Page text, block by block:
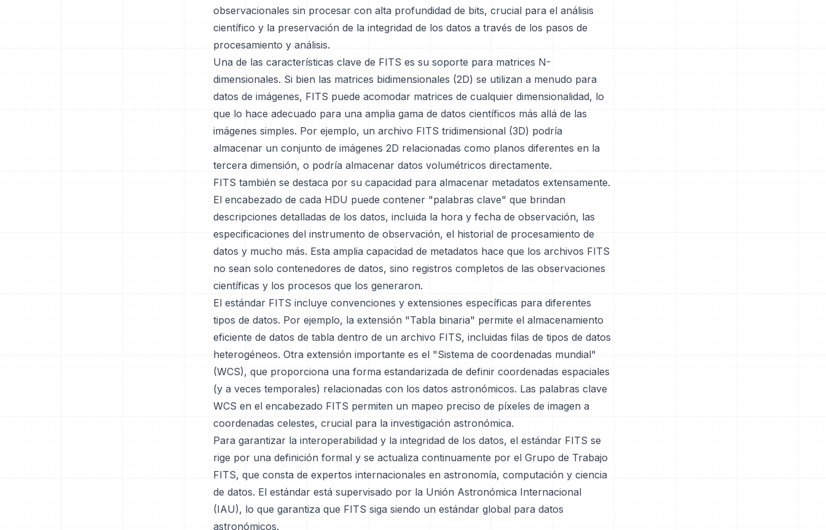
observacionales sin procesar con alta profundidad de bits, crucial para el análisis
científico y la preservación de la integridad de los datos a través de los pasos de
procesamiento y análisis.
Una de las características clave de FITS es su soporte para matrices N-
dimensionales. Si bien las matrices bidimensionales (2D) se utilizan a menudo para
datos de imágenes, FITS puede acomodar matrices de cualquier dimensionalidad, lo
que lo hace adecuado para una amplia gama de datos científicos más allá de las
imágenes simples. Por ejemplo, un archivo FITS tridimensional (3D) podría
almacenar un conjunto de imágenes 2D relacionadas como planos diferentes en la
tercera dimensión, o podría almacenar datos volumétricos directamente.
FITS también se destaca por su capacidad para almacenar metadatos extensamente.
El encabezado de cada HDU puede contener "palabras clave" que brindan
descripciones detalladas de los datos, incluida la hora y fecha de observación, las
especificaciones del instrumento de observación, el historial de procesamiento de
datos y mucho más. Esta amplia capacidad de metadatos hace que los archivos FITS
no sean solo contenedores de datos, sino registros completos de las observaciones
científicas y los procesos que los generaron.
El estándar FITS incluye convenciones y extensiones específicas para diferentes
tipos de datos. Por ejemplo, la extensión "Tabla binaria" permite el almacenamiento
eficiente de datos de tabla dentro de un archivo FITS, incluidas filas de tipos de datos
heterogéneos. Otra extensión importante es el "Sistema de coordenadas mundial"
(WCS), que proporciona una forma estandarizada de definir coordenadas espaciales
(y a veces temporales) relacionadas con los datos astronómicos. Las palabras clave
WCS en el encabezado FITS permiten un mapeo preciso de píxeles de imagen a
coordenadas celestes, crucial para la investigación astronómica.
Para garantizar la interoperabilidad y la integridad de los datos, el estándar FITS se
rige por una definición formal y se actualiza continuamente por el Grupo de Trabajo
FITS, que consta de expertos internacionales en astronomía, computación y ciencia
de datos. El estándar está supervisado por la Unión Astronómica Internacional
(IAU), lo que garantiza que FITS siga siendo un estándar global para datos
astronómicos.